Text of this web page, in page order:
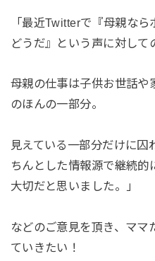
「最近Twitterで『母親な
どうだ』という声に対して
母親の仕事は子供お世話や
のほんの一部分。
見えている一部分だけに囚
ちんとした情報源で継続的
大切だと思いました。」
などのご意見を頂き、ママ
ていきたい！